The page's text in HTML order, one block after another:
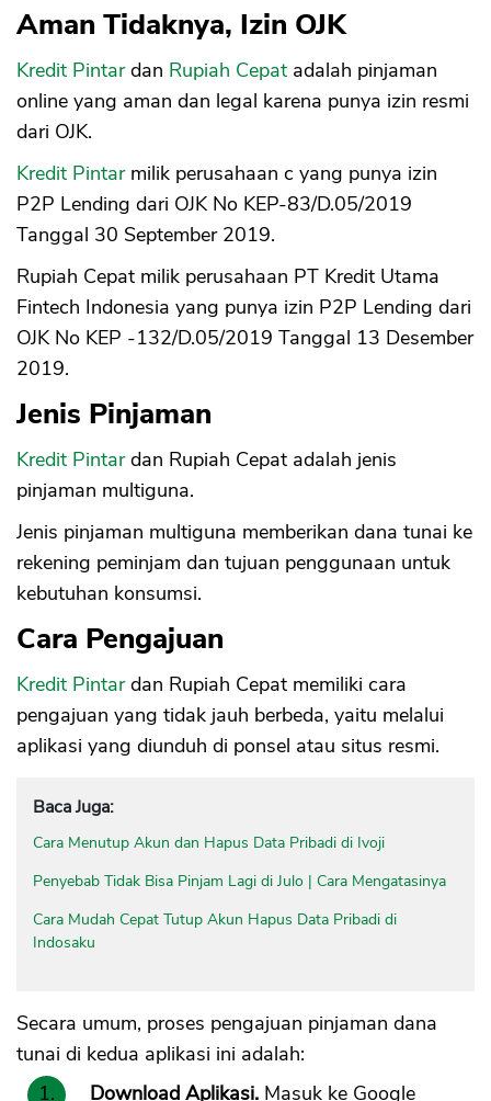
Aman Tidaknya, Izin OJK
Kredit Pintardan Rupiah Cepat adalah pinjaman
online yang aman dan legal karena punya izin resmi
dari OJK.
Kredit Pintarmilik perusahaan c yang punya izin
P2P Lending dari OJK No KEP-83/D.05/2019
Tanggal 30 September 2019.
Rupiah Cepat milik perusahaan PT Kredit Utama
Fintech Indonesia yang punya izin P2P Lending dari
OJK No KEP -132/D.05/2019 Tanggal 13 Desember
2019.
Jenis Pinjaman
Kredit Pintardan Rupiah Cepat adalah jenis
pinjaman multiguna.
Jenis pinjaman multiguna memberikan dana tunai ke
rekening peminjam dan tujuan penggunaan untuk
kebutuhan konsumsi.
Cara Pengajuan
Kredit Pintardan Rupiah Cepat memiliki cara
pengajuan yang tidak jauh berbeda, yaitu melalui
aplikasi yang diunduh di ponsel atau situs resmi.
Baca Juga:
Cara Menutup Akun dan Hapus Data Pribadi di Ivoji
Penyebab Tidak Bisa Pinjam Lagi di Julo | Cara Mengatasinya
Cara Mudah Cepat Tutup Akun Hapus Data Pribadi di
Indosaku
Secara umum, proses pengajuan pinjaman dana
tunai di kedua aplikasi ini adalah:
Download Aplikasi. Masuk ke Google